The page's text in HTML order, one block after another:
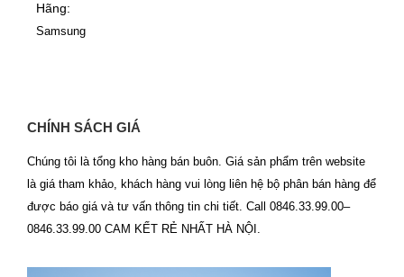
Hãng:
Samsung
CHÍNH SÁCH GIÁ
Chúng tôi là tổng kho hàng bán buôn. Giá sản phẩm trên website
là giá tham khảo, khách hàng vui lòng liên hệ bộ phân bán hàng để
được báo giá và tư vấn thông tin chi tiết. Call 0846.33.99.00–
0846.33.99.00 CAM KẾT RẺ NHẤT HÀ NỘI.